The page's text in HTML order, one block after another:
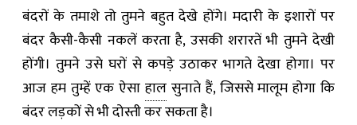
बंदरों के तमाशे तो तुमने बहुत देखे होंगे। मदारी के इशारों पर
बंदर कैसी-कैसी नकलें करता है, उसकी शरारतें भी तुमने देखी
होंगी। तुमने उसे घरों से कपड़े उठाकर भागते देखा होगा। पर
आज हम तुम्हें एक ऐसाहाल सुनाते हैं, जिससे मालूम होगा कि
बंदर लड़कों से भी दोस्ती कर सकता है।